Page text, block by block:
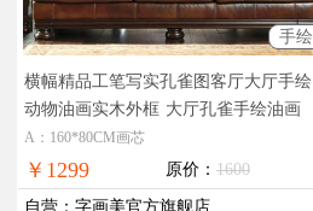
手绘
横幅精品工笔写实孔雀图客厅大厅手绘
动物油画实木外框 大厅孔雀手绘油画
A：160*80CM画芯
￥1299 原价： 1600
自营 ： 字画美官方旗舰店